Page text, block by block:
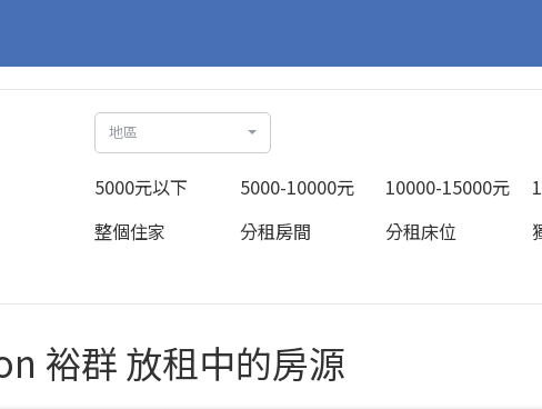
地區
5000元以下 5000-10000元 10000-15000元
整個住家 分租房間 分租床位
裕群 放租中的房源